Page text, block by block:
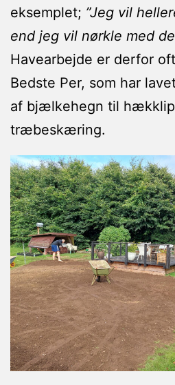
eksemplet; ”Jeg vil
end jeg vil nørkle med
Havearbejde er derfor
Bedste Per, som har
af bjælkehegn til
træbeskæring.